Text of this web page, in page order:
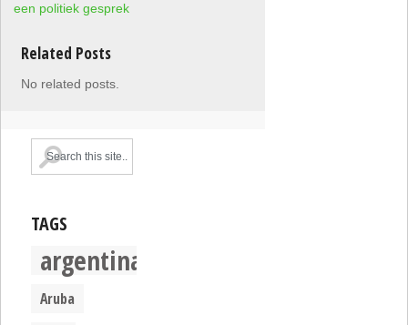
een politiek gesprek
Related Posts
No related posts.
TAGS
argentina
Aruba